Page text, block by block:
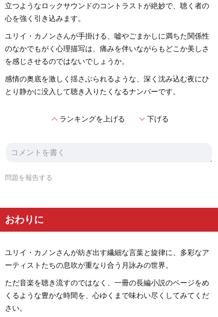
立つようなロックサウンドのコントラストが絶妙で、聴く者の
心を強く引き込みます。
ユリイ・カノンさんが手掛ける、嘘やごまかしに満ちた関係性
のなかでもがく心理描写は、痛みを伴いながらもどこか美しさ
を感じさせるのではないでしょうか。
感情の奥底を激しく揺さぶられるような、深く沈み込む夜にひ
とり静かに没入して聴き入りたくなるナンバーです。
expand_lessランキングを上げる expand_more下げる
問題を報告する
おわりに
ユリイ・カノンさんが紡ぎ出す繊細な言葉と旋律に、多彩なア
ーティストたちの息吹が重なり合う月詠みの世界。
ただ音楽を聴き流すのではなく、一冊の長編小説のページをめ
くるような豊かな時間を、心ゆくまで味わい尽くしてみてくだ
さい。